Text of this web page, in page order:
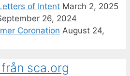
of Intent March 2, 2025
26, 2024
Coronation August 24,
sca.org